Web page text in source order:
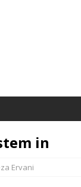
in
Ervani